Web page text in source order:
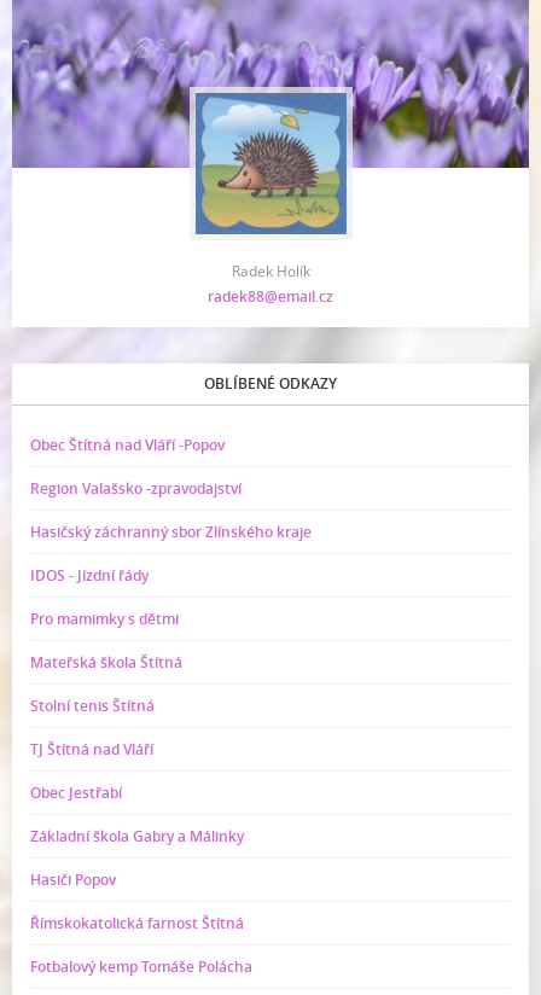
Radek Holík
radek88@email.cz
OBLÍBENÉ ODKAZY
Obec Štítná nad Vláří -Popov
Region Valašsko -zpravodajství
Hasičský záchranný sbor Zlínského kraje
IDOS - Jízdní řády
Pro mamimky s dětmi
Mateřská škola Štítná
Stolní tenis Štítná
TJ Štítná nad Vláří
Obec Jestřabí
Základní škola Gabry a Málinky
Hasiči Popov
Římskokatolická farnost Štítná
Fotbalový kemp Tomáše Polácha